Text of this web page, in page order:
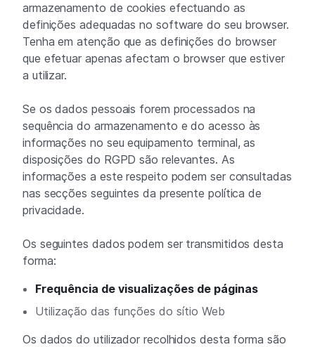
armazenamento de cookies efectuando as
definições adequadas no software do seu browser.
Tenha em atenção que as definições do browser
que efetuar apenas afectam o browser que estiver
a utilizar.
Se os dados pessoais forem processados na
sequência do armazenamento e do acesso às
informações no seu equipamento terminal, as
disposições do RGPD são relevantes. As
informações a este respeito podem ser consultadas
nas secções seguintes da presente política de
privacidade.
Os seguintes dados podem ser transmitidos desta
forma:
Frequência de visualizações de páginas
Utilização das funções do sítio Web
Os dados do utilizador recolhidos desta forma são